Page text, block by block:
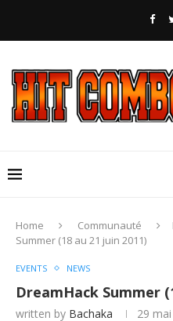
Home Communauté
Summer (18 au 21 juin 2011)
EVENTS NEWS
DreamHack Summer
written by Bachaka 29